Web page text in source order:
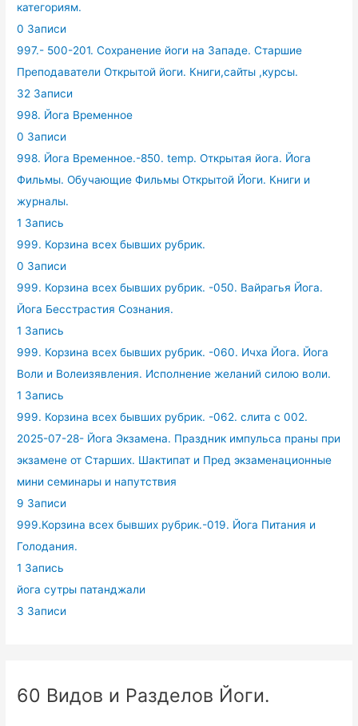
категориям.
0 Записи
997.- 500-201. Сохранение йоги на Западе. Старшие
Преподаватели Открытой йоги. Книги,сайты ,курсы.
32 Записи
998. Йога Временное
0 Записи
998. Йога Временное.-850. temp. Открытая йога. Йога
Фильмы. Обучающие Фильмы Открытой Йоги. Книги и
журналы.
1 Запись
999. Корзина всех бывших рубрик.
0 Записи
999. Корзина всех бывших рубрик. -050. Вайрагья Йога.
Йога Бесстрастия Сознания.
1 Запись
999. Корзина всех бывших рубрик. -060. Ичха Йога. Йога
Воли и Волеизявления. Исполнение желаний силою воли.
1 Запись
999. Корзина всех бывших рубрик. -062. слита с 002.
2025-07-28- Йога Экзамена. Праздник импульса праны при
экзамене от Старших. Шактипат и Пред экзаменационные
мини семинары и напутствия
9 Записи
999.Корзина всех бывших рубрик.-019. Йога Питания и
Голодания.
1 Запись
йога сутры патанджали
3 Записи
60 Видов и Разделов Йоги.